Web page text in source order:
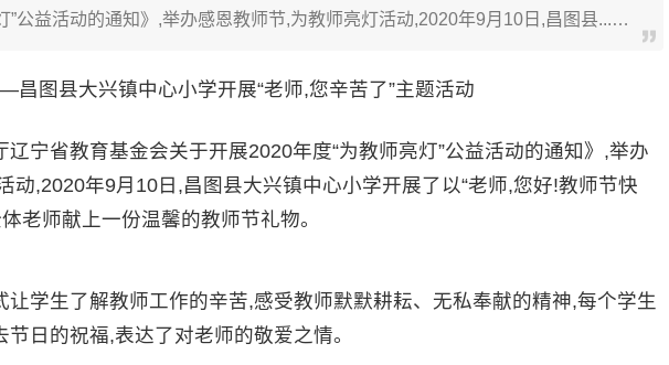
”公益活动的通知》,举办感恩教师节,为教师亮灯活动,2020年9月10日,昌图县...…
图县大兴镇中心小学开展“老师,您辛苦了”主题活动
省教育基金会关于开展2020年度“为教师亮灯”公益活动的通知》,举办
动,2020年9月10日,昌图县大兴镇中心小学开展了以“老师,您好!教师节快
老师献上一份温馨的教师节礼物。
生了解教师工作的辛苦,感受教师默默耕耘、无私奉献的精神,每个学生
日的祝福,表达了对老师的敬爱之情。